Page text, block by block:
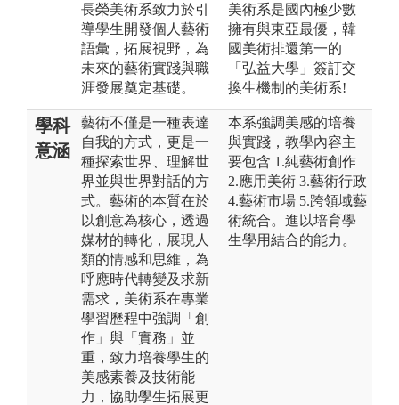
長榮美術系致力於引
導學生開發個人藝術
語彙，拓展視野，為
未來的藝術實踐與職
涯發展奠定基礎。
美術系是國內極少數
擁有與東亞最優，韓
國美術排還第一的
「弘益大學」簽訂交
換生機制的美術系!
學科
意涵
藝術不僅是一種表達
自我的方式，更是一
種探索世界、理解世
界並與世界對話的方
式。藝術的本質在於
以創意為核心，透過
媒材的轉化，展現人
類的情感和思維，為
呼應時代轉變及求新
需求，美術系在專業
學習歷程中強調「創
作」與「實務」並
重，致力培養學生的
美感素養及技術能
力，協助學生拓展更
本系強調美感的培養
與實踐，教學內容主
要包含 1.純藝術創作
2.應用美術 3.藝術行政
4.藝術市場 5.跨領域藝
術統合。進以培育學
生學用結合的能力。